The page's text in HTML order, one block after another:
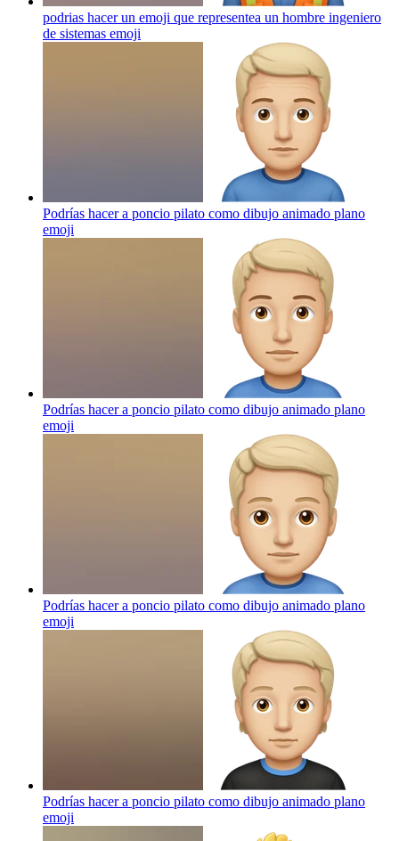
podrias hacer un emoji que representea un hombre ingeniero
de sistemas emoji
Podrías hacer a poncio pilato como dibujo animado plano
emoji
Podrías hacer a poncio pilato como dibujo animado plano
emoji
Podrías hacer a poncio pilato como dibujo animado plano
emoji
Podrías hacer a poncio pilato como dibujo animado plano
emoji